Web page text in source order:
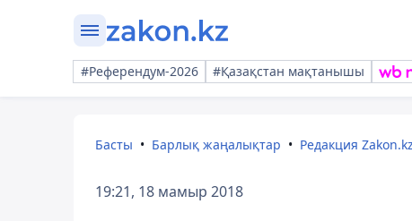
#Референдум-2026 #Қазақстан мақтанышы
Басты Барлық жаңалықтар Редакция Zakon.kz
19:21, 18 мамыр 2018